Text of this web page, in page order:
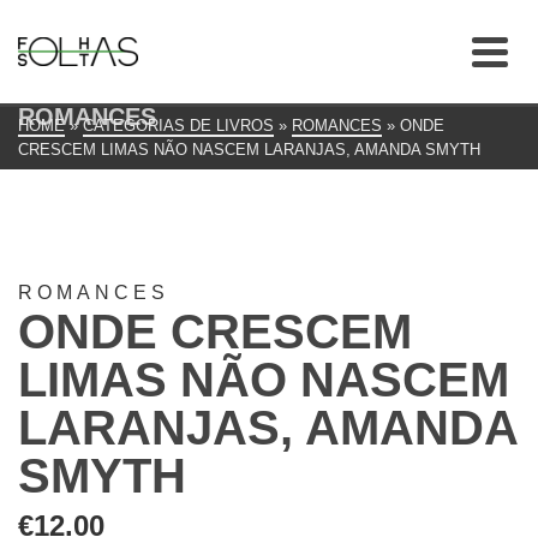
ROMANCES
HOME » CATEGORIAS DE LIVROS » ROMANCES » ONDE
CRESCEM LIMAS NÃO NASCEM LARANJAS, AMANDA SMYTH
ROMANCES
ONDE CRESCEM
LIMAS NÃO NASCEM
LARANJAS, AMANDA
SMYTH
€12.00